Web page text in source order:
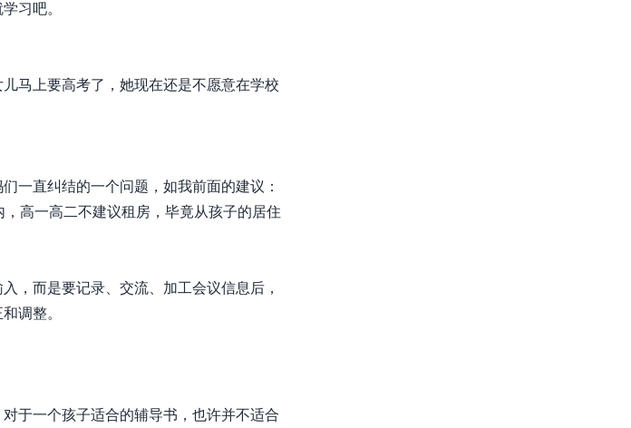
习吧。
马上要高考了，她现在还是不愿意在学校
一直纠结的一个问题，如我前面的建议：
高一高二不建议租房，毕竟从孩子的居住
，而是要记录、交流、加工会议信息后，
调整。
于一个孩子适合的辅导书，也许并不适合